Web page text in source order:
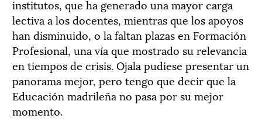
institutos, que ha generado una mayor carga
lectiva a los docentes, mientras que los apoyos
han disminuido, o la faltan plazas en Formación
Profesional, una vía que mostrado su relevancia
en tiempos de crisis. Ojala pudiese presentar un
panorama mejor, pero tengo que decir que la
Educación madrileña no pasa por su mejor
momento.